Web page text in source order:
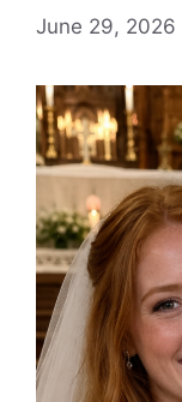
June 29, 2026